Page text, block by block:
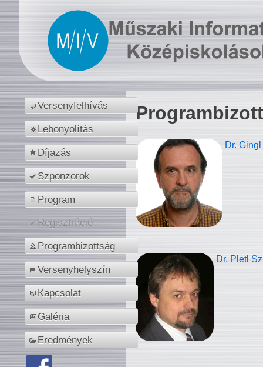
Versenyfelhívás
Lebonyolítás
Díjazás
Szponzorok
Program
Regisztráció
Programbizottság
Versenyhelyszín
Kapcsolat
Galéria
Eredmények
Dr.
Dr. Pletl